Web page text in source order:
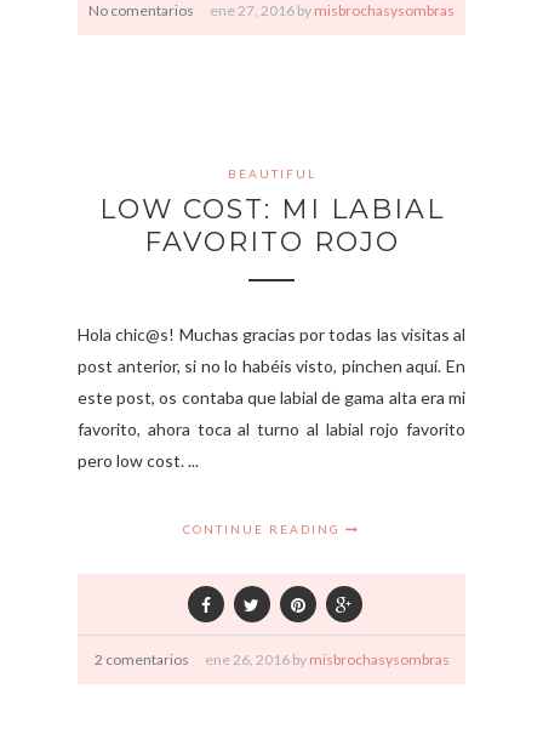
No comentarios ene27, 2016 by misbrochasysombras
BEAUTIFUL
LOW COST: MI LABIAL
FAVORITO ROJO
Hola chic@s! Muchas gracias por todas las visitas al
post anterior, si no lo habéis visto, pinchen aquí. En
este post, os contaba que labial de gama alta era mi
favorito, ahora toca al turno al labial rojo favorito
pero low cost. ...
CONTINUE READING
2 comentarios ene26, 2016 by misbrochasysombras